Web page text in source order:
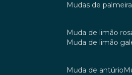
mudas de
muda de limão
muda de limão
muda de antúrio